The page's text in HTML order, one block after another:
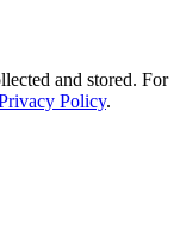
and stored. For
Policy.